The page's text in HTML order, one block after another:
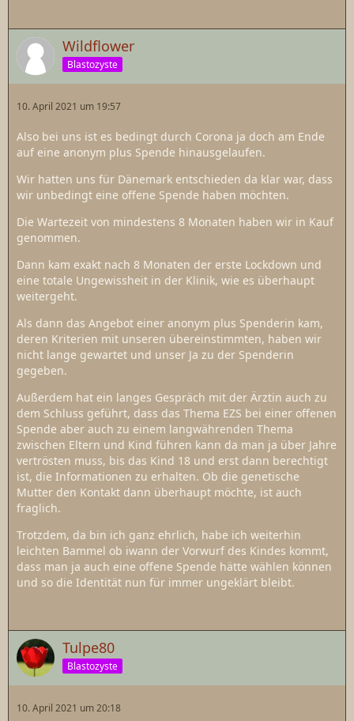
Wildflower
Blastozyste
10. April 2021 um 19:57
Also bei uns ist es bedingt durch Corona ja doch am Ende
auf eine anonym plus Spende hinausgelaufen.
Wir hatten uns für Dänemark entschieden da klar war, dass
wir unbedingt eine offene Spende haben möchten.
Die Wartezeit von mindestens 8 Monaten haben wir in Kauf
genommen.
Dann kam exakt nach 8 Monaten der erste Lockdown und
eine totale Ungewissheit in der Klinik, wie es überhaupt
weitergeht.
Als dann das Angebot einer anonym plus Spenderin kam,
deren Kriterien mit unseren übereinstimmten, haben wir
nicht lange gewartet und unser Ja zu der Spenderin
gegeben.
Außerdem hat ein langes Gespräch mit der Ärztin auch zu
dem Schluss geführt, dass das Thema EZS bei einer offenen
Spende aber auch zu einem langwährenden Thema
zwischen Eltern und Kind führen kann da man ja über Jahre
vertrösten muss, bis das Kind 18 und erst dann berechtigt
ist, die Informationen zu erhalten. Ob die genetische
Mutter den Kontakt dann überhaupt möchte, ist auch
fraglich.
Trotzdem, da bin ich ganz ehrlich, habe ich weiterhin
leichten Bammel ob iwann der Vorwurf des Kindes kommt,
dass man ja auch eine offene Spende hätte wählen können
und so die Identität nun für immer ungeklärt bleibt.
Tulpe80
Blastozyste
10. April 2021 um 20:18